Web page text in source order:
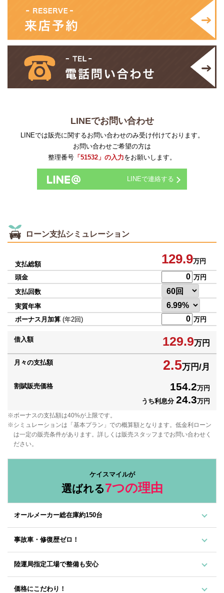
LINEでお問い合わせ
LINEでは販売に関するお問い合わせのみ受け付けております。
お問い合わせご希望の方は
整理番号 「51532」の入力をお願いします。
LINEで連絡する
ローン支払シミュレーション
支払総額 129.9万円
頭金
万円
支払回数
実質年率
ボーナス月加算 (年2回) 万円
借入額 129.9万円
月々の支払額 2.5万円/月
割賦販売価格 154.2万円
うち利息分 24.3万円
ボーナスの支払額は40%が上限です。
シミュレーションは「基本プラン」での概算額となります。低金利ローン
は一定の販売条件があります。詳しくは販売スタッフまでお問い合わせく
ださい。
ケイスマイルが
選ばれる7つの理由
オールメーカー総在庫約150台
事故車・修復歴ゼロ！
陸運局指定工場で整備も安心
価格にこだわり！